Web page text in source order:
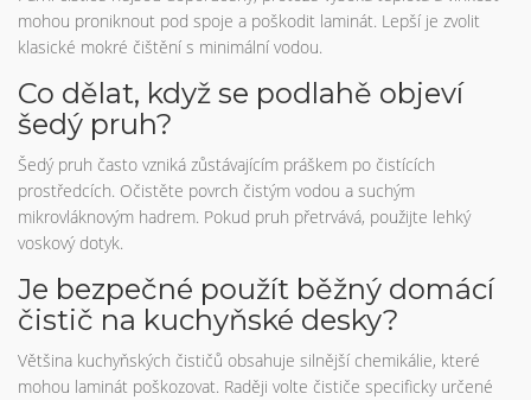
mohou proniknout pod spoje a poškodit laminát. Lepší je zvolit
klasické mokré čištění s minimální vodou.
Co dělat, když se podlahě objeví
šedý pruh?
Šedý pruh často vzniká zůstávajícím práškem po čistících
prostředcích. Očistěte povrch čistým vodou a suchým
mikrovláknovým hadrem. Pokud pruh přetrvává, použijte lehký
voskový dotyk.
Je bezpečné použít běžný domácí
čistič na kuchyňské desky?
Většina kuchyňských čističů obsahuje silnější chemikálie, které
mohou laminát poškozovat. Raději volte čističe specificky určené